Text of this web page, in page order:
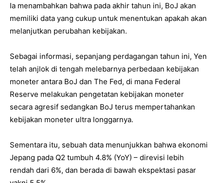
Ia menambahkan bahwa pada akhir tahun ini, BoJ akan
memiliki data yang cukup untuk menentukan apakah akan
melanjutkan perubahan kebijakan.
Sebagai informasi, sepanjang perdagangan tahun ini, Yen
telah anjlok di tengah melebarnya perbedaan kebijakan
moneter antara BoJ dan The Fed, di mana Federal
Reserve melakukan pengetatan kebijakan moneter
secara agresif sedangkan BoJ terus mempertahankan
kebijakan moneter ultra longgarnya.
Sementara itu, sebuah data menunjukkan bahwa ekonomi
Jepang pada Q2 tumbuh 4.8% (YoY) – direvisi lebih
rendah dari 6%, dan berada di bawah ekspektasi pasar